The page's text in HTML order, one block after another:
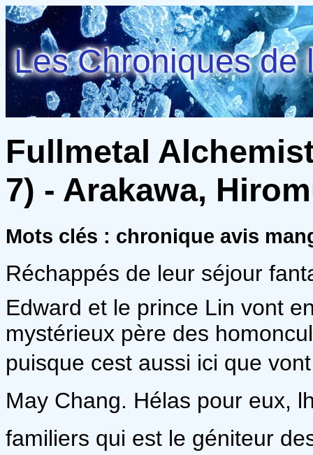
Les Chroniques de
Fullmetal
7) - Arakawa,
Mots clés : chronique avis
Réchappés de leur séjour
Edward et le prince Lin vont
mystérieux père des
puisque cest aussi ici que
May Chang. Hélas pour eux,
familiers qui est le géniteur